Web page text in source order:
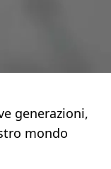
generazioni,
mondo